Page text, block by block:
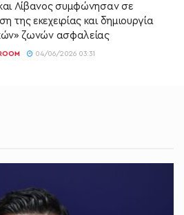
Λίβανος συμφώνησαν σε
της εκεχειρίας και δημιουργία
ζωνών ασφαλείας
04/06/2026 03:31